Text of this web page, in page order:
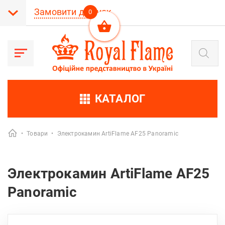
Замовити дзвінок
Пошук
товарів
КАТАЛОГ
• Товари • Электрокамин ArtiFlame AF25 Panoramic
Электрокамин ArtiFlame AF25
Panoramic
0